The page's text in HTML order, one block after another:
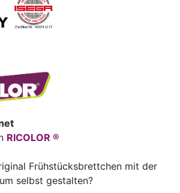
RICOLOR ®
Frühstücksbrettchen mit der
selbst gestalten?